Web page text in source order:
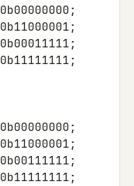
0b00000000;
0b11000001;
0b00011111;
0b11111111;
0b00000000;
0b11000001;
0b00111111;
0b11111111;